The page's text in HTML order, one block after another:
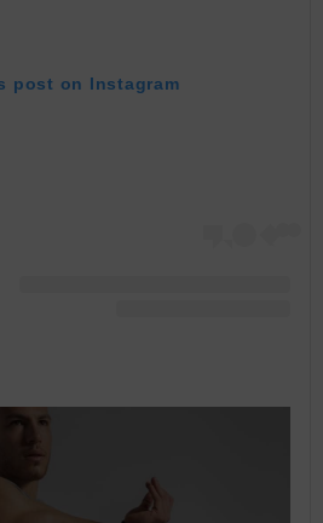
post on Instagram